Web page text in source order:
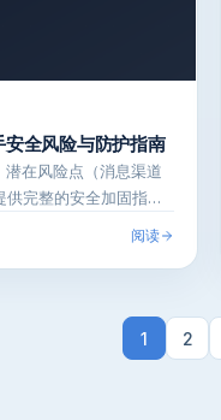
全风险与防护指南
在风险点（消息渠道
完整的安全加固指
阅读
1 2